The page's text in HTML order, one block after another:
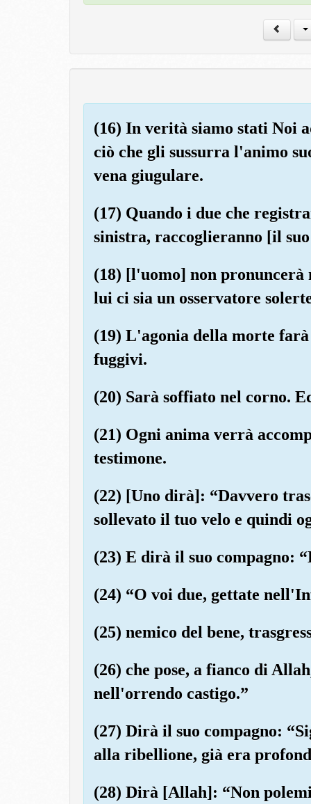
(16) In verità siamo stati Noi
ciò che gli sussurra l'animo
vena giugulare.
(17) Quando i due che
sinistra, raccoglieranno [il
(18) [l'uomo] non pronuncerà
lui ci sia un osservatore
(19) L'agonia della morte
fuggivi.
(20) Sarà soffiato nel corno.
(21) Ogni anima verrà
testimone.
(22) [Uno dirà]: “Davvero
sollevato il tuo velo e quindi
(23) E dirà il suo compagno:
(24) “O voi due, gettate
(25) nemico del bene,
(26) che pose, a fianco di
nell'orrendo castigo.”
(27) Dirà il suo compagno:
alla ribellione, già era
(28) Dirà [Allah]: “Non